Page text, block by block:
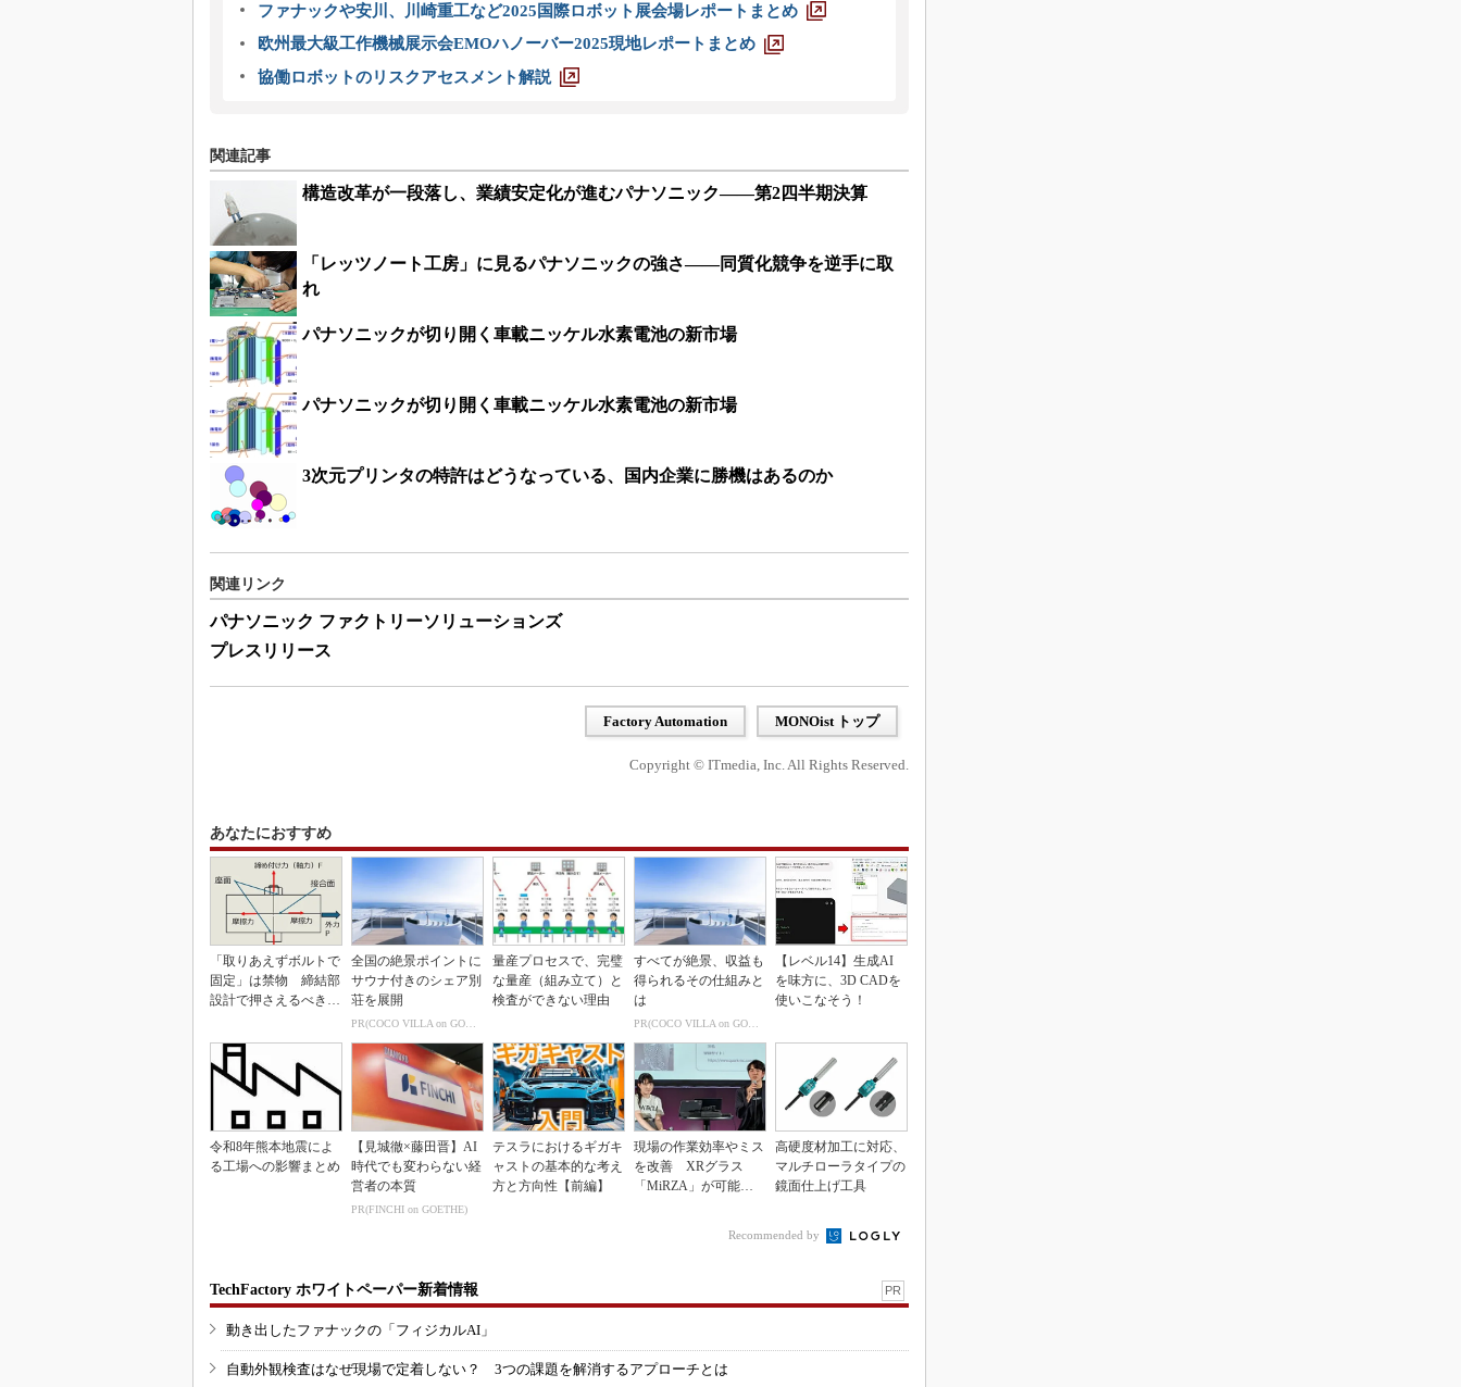
ファナックや安川、川崎重工など2025国際ロボット展会場レポートまとめ
欧州最大級工作機械展示会EMOハノーバー2025現地レポートまとめ
協働ロボットのリスクアセスメント解説
関連記事
構造改革が一段落し、業績安定化が進むパナソニック――第2四半期決算
「レッツノート工房」に見るパナソニックの強さ――同質化競争を逆手に取
れ
パナソニックが切り開く車載ニッケル水素電池の新市場
パナソニックが切り開く車載ニッケル水素電池の新市場
3次元プリンタの特許はどうなっている、国内企業に勝機はあるのか
関連リンク
パナソニック ファクトリーソリューションズ
プレスリリース
Factory Automation MONOist トップ
Copyright © ITmedia, Inc. All Rights Reserved.
あなたにおすすめ
「取りあえずボルトで
固定」は禁物 締結部
設計で押さえるべき基
全国の絶景ポイントに
サウナ付きのシェア別
荘を展開
PR(COCO VILLA on GOETHE)
量産プロセスで、完璧
な量産（組み立て）と
検査ができない理由
すべてが絶景、収益も
得られるその仕組みと
は
PR(COCO VILLA on GOETHE)
【レベル14】生成AI
を味方に、3D CADを
使いこなそう！
令和8年熊本地震によ
る工場への影響まとめ
【見城徹×藤田晋】AI
時代でも変わらない経
営者の本質
PR(FINCHI on GOETHE)
テスラにおけるギガキ
ャストの基本的な考え
方と方向性【前編】
現場の作業効率やミス
を改善 XRグラス
「MiRZA」が可能に
高硬度材加工に対応、
マルチローラタイプの
鏡面仕上げ工具
Recommended by
TechFactory ホワイトペーパー新着情報 PR
動き出したファナックの「フィジカルAI」
自動外観検査はなぜ現場で定着しない？ 3つの課題を解消するアプローチとは